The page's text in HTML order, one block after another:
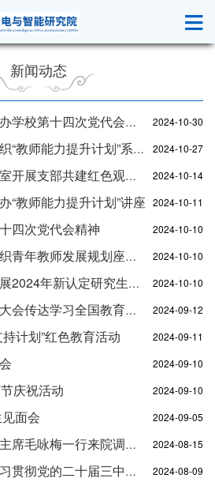
新闻动态
光电与智能研究院举办学校第十四次党代会精神宣讲专题党课 2024-10-30
光电与智能研究院组织“教师能力提升计划”系列活动—项目申报评审交流会 2024-10-27
我院联合后勤部办公室开展支部共建红色观影活动 2024-10-14
“教师能力提升计划”讲座 2024-10-11
四次党代会精神 2024-10-10
光电与智能研究院组织青年教师发展规划座谈会 2024-10-10
光电与智能研究院开展2024年新认定研究生导师岗前谈话 2024-10-10
我院召开全体教职工大会传达学习全国教育大会精神 2024-09-12
计划”红色教育活动 2024-09-11
2024-09-10
庆祝活动 2024-09-10
面会 2024-09-05
深圳市光明区政协副主席毛咏梅一行来院调研交流 2024-08-15
研究院党总支深入学习贯彻党的二十届三中全会精神 2024-08-09